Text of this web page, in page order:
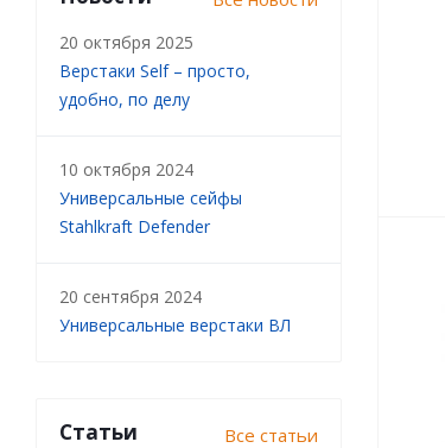
20 октября 2025
Верстаки Self – просто,
удобно, по делу
10 октября 2024
Универсальные сейфы
Stahlkraft Defender
20 сентября 2024
Универсальные верстаки ВЛ
Статьи Все статьи